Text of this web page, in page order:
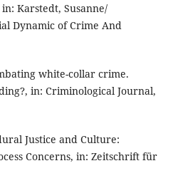
Karstedt, Susanne/
Dynamic of Crime And
white-collar crime.
in: Criminological Journal,
Justice and Culture:
Concerns, in: Zeitschrift für